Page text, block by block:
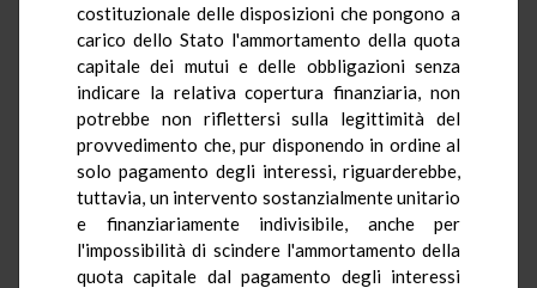
costituzionale delle disposizioni che pongono a
carico dello Stato l'ammortamento della quota
capitale dei mutui e delle obbligazioni senza
indicare la relativa copertura finanziaria, non
potrebbe non riflettersi sulla legittimità del
provvedimento che, pur disponendo in ordine al
solo pagamento degli interessi, riguarderebbe,
tuttavia, un intervento sostanzialmente unitario
e finanziariamente indivisibile, anche per
l'impossibilità di scindere l'ammortamento della
quota capitale dal pagamento degli interessi